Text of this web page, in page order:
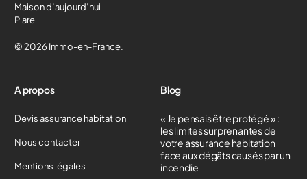
Maison d’aujourd’hui
Plare
© 2026 Immo-en-France.
A propos
Devis assurance habitation
Nous contacter
Mentions légales
Blog
« Je pensais être protégé » :
les limites surprenantes de
votre assurance habitation
face aux dégâts causés par un
incendie